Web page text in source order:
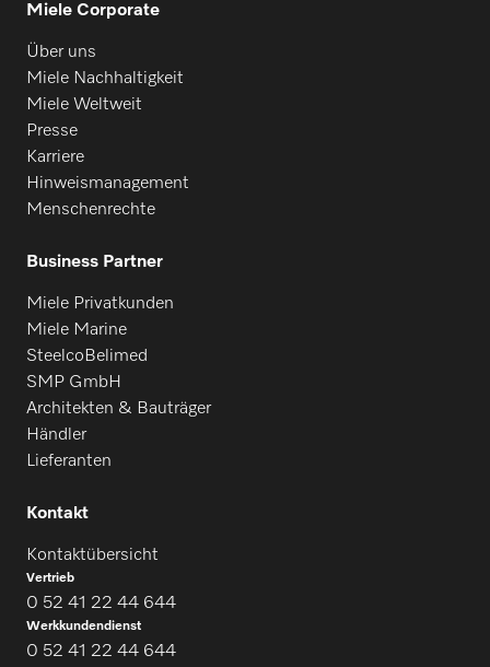
Miele Corporate
Über uns
Miele Nachhaltigkeit
Miele Weltweit
Presse
Karriere
Hinweismanagement
Menschenrechte
Business Partner
Miele Privatkunden
Miele Marine
SteelcoBelimed
SMP GmbH
Architekten & Bauträger
Händler
Lieferanten
Kontakt
Kontaktübersicht
Vertrieb
0 52 41 22 44 644
Werkkundendienst
0 52 41 22 44 644